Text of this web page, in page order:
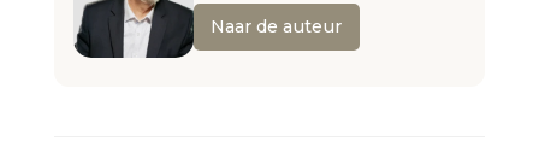
Naar de auteur